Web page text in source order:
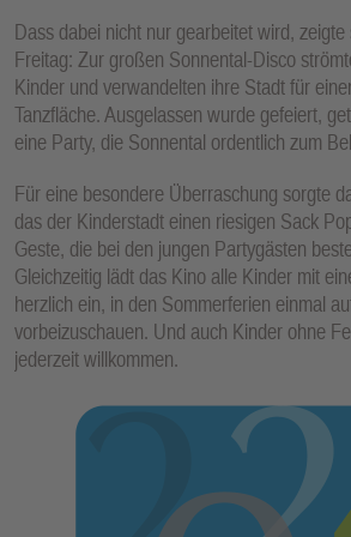
Dass dabei nicht nur gearbeitet wird,
Freitag: Zur großen Sonnental-Disco
Kinder und verwandelten ihre Stadt für
Tanzfläche. Ausgelassen wurde gefeiert,
eine Party, die Sonnental ordentlich zum
Für eine besondere Überraschung sorgte
das der Kinderstadt einen riesigen Sack
Geste, die bei den jungen Partygästen
Gleichzeitig lädt das Kino alle Kinder mit
herzlich ein, in den Sommerferien einmal
vorbeizuschauen. Und auch Kinder ohne
jederzeit willkommen.